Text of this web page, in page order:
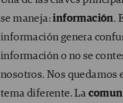
se maneja:información.
información genera
información o no se
nosotros. Nos quedamos
tema diferente. La